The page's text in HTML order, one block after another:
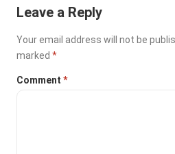
Leave a Reply
Your email address will not be
marked*
Comment*